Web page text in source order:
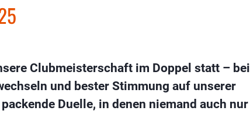
Clubmeisterschaft im Doppel statt – bei
und bester Stimmung auf unserer
Duelle, in denen niemand auch nur